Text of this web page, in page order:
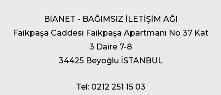
BİANET - BAĞIMSIZ İLETİŞİM AĞI
Faikpaşa Caddesi Faikpaşa Apartmanı No 37 Kat
3 Daire 7-8
34425 Beyoğlu İSTANBUL
Tel: 0212 251 15 03